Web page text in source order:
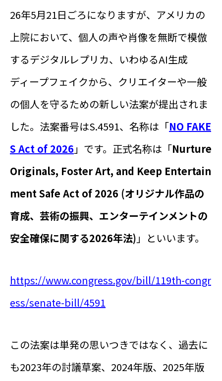
26年5月21日ごろになりますが、アメリカの
上院において、個人の声や肖像を無断で模倣
するデジタルレプリカ、いわゆるAI生成
ディープフェイクから、クリエイターや一般
の個人を守るための新しい法案が提出されま
した。法案番号はS.4591、名称は「NO FAKE
S Act of 2026 」です。正式名称は「Nurture
Originals, Foster Art, and Keep Entertain
ment Safe Act of 2026 (オリジナル作品の
育成、芸術の振興、エンターテインメントの
安全確保に関する2026年法) 」といいます。
https://www.congress.gov/bill/119th-congr
ess/senate-bill/4591
この法案は単発の思いつきではなく、過去に
も2023年の討議草案、2024年版、2025年版